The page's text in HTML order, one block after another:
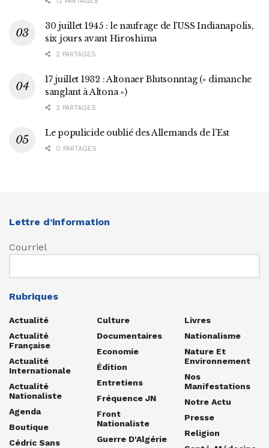
30 juillet 1945 : le naufrage de l’USS Indianapolis,
six jours avant Hiroshima
2 PARTAGES
17 juillet 1932 : Altonaer Blutsonntag (« dimanche
sanglant à Altona »)
2 PARTAGES
Le populicide oublié des Allemands de l’Est
0 PARTAGES
Lettre d’information
Courriel
Rubriques
Actualité
Actualité
Française
Actualité
Internationale
Actualité
Nationaliste
Agenda
Boutique
Cédric Sans
Culture
Documentaires
Economie
Édition
Entretiens
Fréquence JN
Front
Nationaliste
Guerre D'Algérie
Livres
Nationalisme
Nature Et
Environnement
Nos
Manifestations
Notre Actu
Presse
Religion